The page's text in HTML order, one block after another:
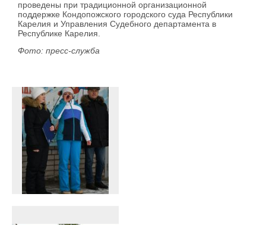
проведены при традиционной организационной
поддержке Кондопожского городского суда Республики
Карелия и Управления Судебного департамента в
Республике Карелия.
Фото: пресс-служба